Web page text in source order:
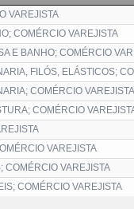
VAREJISTA
COMÉRCIO VAREJISTA
E BANHO; COMÉRCIO
FILÓS, ELÁSTICOS;
COMÉRCIO VAREJISTA
COMÉRCIO
VAREJISTA
COMÉRCIO VAREJISTA
COMÉRCIO VAREJISTA